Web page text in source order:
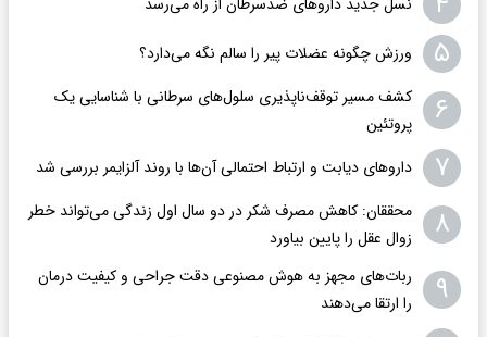
۵ ورزش چگونه عضلات پیر را سالم نگه می‌دارد؟
۶
کشف مسیر توقف‌ناپذیری سلول‌های سرطانی با شناسایی یک
پروتئین
۷ داروهای دیابت و ارتباط احتمالی آن‌ها با روند آلزایمر بررسی شد
۸
محققان: کاهش مصرف شکر در دو سال اول زندگی می‌تواند خطر
زوال عقل را پایین بیاورد
۹
ربات‌های مجهز به هوش مصنوعی دقت جراحی و کیفیت درمان
را ارتقا می‌دهند